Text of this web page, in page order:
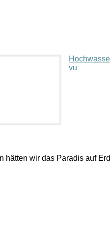
vu
hätten wir das Paradis auf